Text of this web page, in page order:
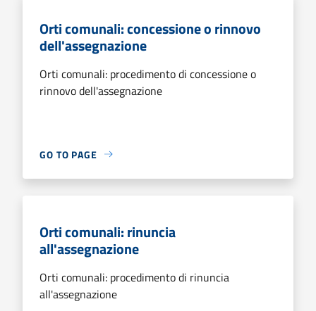
Orti comunali: concessione o rinnovo
dell'assegnazione
Orti comunali: procedimento di concessione o
rinnovo dell'assegnazione
GO TO PAGE
Orti comunali: rinuncia
all'assegnazione
Orti comunali: procedimento di rinuncia
all'assegnazione